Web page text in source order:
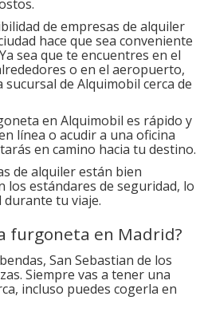
de empresas de alquiler
hace que sea conveniente
sea que te encuentres en el
o en el aeropuerto,
de Alquimobil cerca de
en Alquimobil es rápido y
línea o acudir a una oficina
en camino hacia tu destino.
de alquiler están bien
los estándares de seguridad, lo
tu viaje.
furgoneta en Madrid?
San Sebastian de los
Siempre vas a tener una
incluso puedes cogerla en